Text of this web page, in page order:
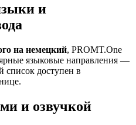
и
на немецкий, PROMT.One
языковые направления —
список доступен в
и озвучкой